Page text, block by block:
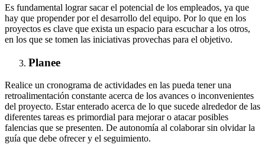
Es fundamental lograr sacar el potencial de los empleados, ya que
hay que propender por el desarrollo del equipo. Por lo que en los
proyectos es clave que exista un espacio para escuchar a los otros,
en los que se tomen las iniciativas provechas para el objetivo.
Planee
Realice un cronograma de actividades en las pueda tener una
retroalimentación constante acerca de los avances o inconvenientes
del proyecto. Estar enterado acerca de lo que sucede alrededor de las
diferentes tareas es primordial para mejorar o atacar posibles
falencias que se presenten. De autonomía al colaborar sin olvidar la
guía que debe ofrecer y el seguimiento.